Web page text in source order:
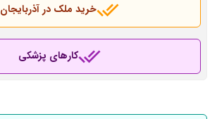
خرید ملک در آذربایجان
کارهای پزشکی